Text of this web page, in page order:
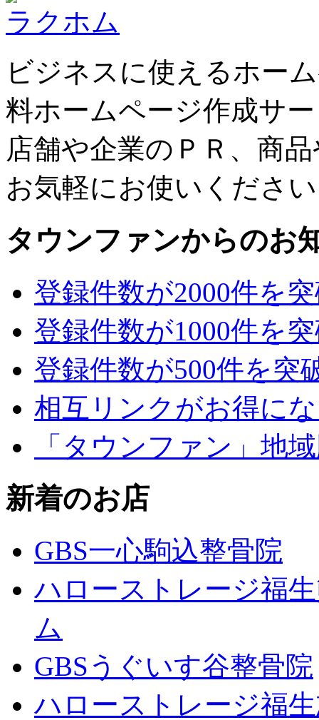
ラクホム
ビジネスに使えるホー
料ホームページ作成サ
店舗や企業のＰＲ、商
お気軽にお使いくださ
タウンファンからのお
登録件数が2000件を
登録件数が1000件を
登録件数が500件を突
相互リンクがお得に
「タウンファン」地
新着のお店
GBS一心駒込整骨院
ハローストレージ福
ム
GBSうぐいす谷整骨院
ハローストレージ福